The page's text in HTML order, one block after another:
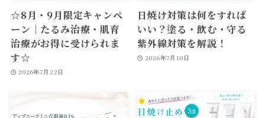
☆8月・9月限定キャンペ
ーン｜たるみ治療・肌育
治療がお得に受けられま
す☆
2026年7月22日
日焼け対策は何をすれば
いい？塗る・飲む・守る
紫外線対策を解説！
2026年7月10日